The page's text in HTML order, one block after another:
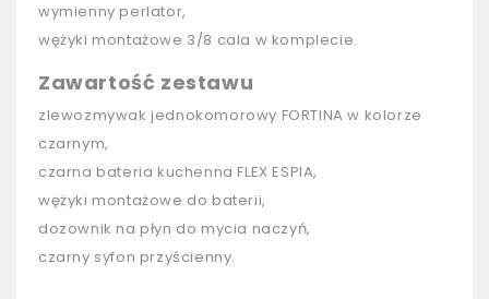
wymienny perlator,
wężyki montażowe 3/8 cala w komplecie.
Zawartość zestawu
zlewozmywak jednokomorowy FORTINA w kolorze
czarnym,
czarna bateria kuchenna FLEX ESPIA,
wężyki montażowe do baterii,
dozownik na płyn do mycia naczyń,
czarny syfon przyścienny.